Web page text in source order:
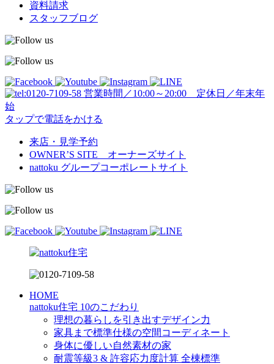
資料請求
スタッフブログ
営業時間／10:00～20:00 定休日／年末年
始
タップで電話をかける
来店・見学予約
OWNER’S SITE オーナーズサイト
nattoku グループコーポレートサイト
HOME
nattoku住宅 10のこだわり
理想の暮らしを引き出すデザイン力
家具まで標準仕様の空間コーディネート
身体に優しい自然素材の家
耐震等級3 & 許容応力度計算 全棟標準